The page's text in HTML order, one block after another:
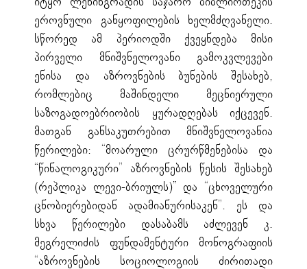
ეროვნული განყოფილების ხელმძღვანელი.
სწორედ ამ პერიოდში ქვეყნდება მისი
პირველი მნიშვნელოვანი გამოკვლევები
ენისა და აზროვნების ბუნების შესახებ,
რომლებიც მაშინდელი მეცნიერული
საზოგადოებრიობის ყურადღებას იქცევენ.
მათგან განსაკუთრებით მნიშვნელოვანია
წერილები: “მოარული ცრურწმენებისა და
“წინალოგიკური” აზროვნების წესის შესახებ
(რეპლიკა ლევი-ბრიულს)” და “ცხოველური
ცნობიერებიდან ადამიანურისაკენ”. ეს და
სხვა წერილები დასაბამს აძლევენ კ.
მეგრელიძის ფუნდამენტური მონოგრაფიის
“აზროვნების სოციოლოგიის ძირითადი